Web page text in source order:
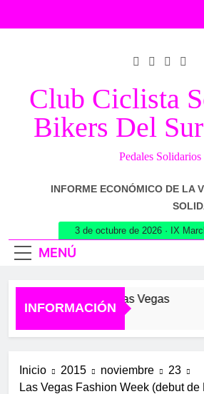
Club Ciclista
Bikers Del
Pedales Solidarios
INFORME ECONÓMICO DE LA
MENÚ
3 de octubre de 2026 · IX
INFORMACIÓN
Los 102 de las Vegas
Inicio 2015 noviembre
23
Las Vegas Fashion Week (debut de